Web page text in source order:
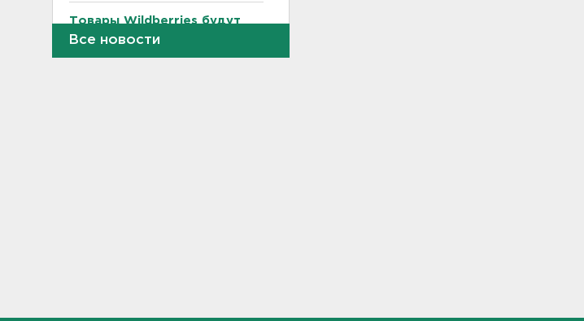
Товары Wildberries будут
храниться и на партнерских
складах
Все новости